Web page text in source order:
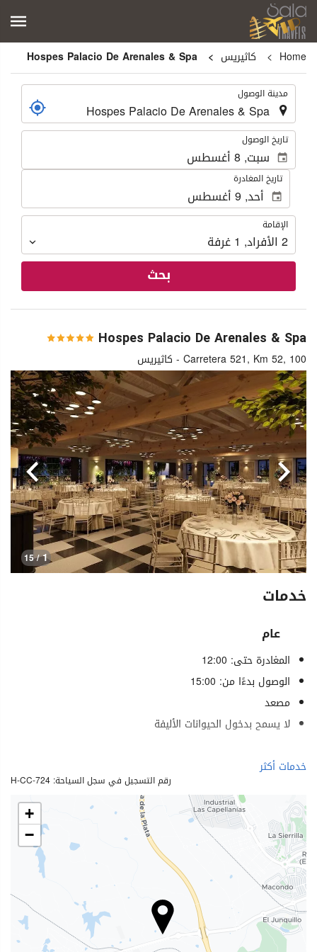
Home كاثيريس
. مدينة الوصول
. تاريخ الوصول
تاريخ المغادرة
الإقامة
الإقامة
2 الأفراد,
1غرفة
بحث
Hospes Palacio De Arenales & Spa
Carretera 521, Km 52, 100 - كاثيريس
1
/ 15
السابق
خدمات
عام
المغادرة حتى: 12:00
الوصول بدءًا من: 15:00
مصعد
لا يسمح بدخول الحيوانات الأليفة
الطعام والمشروبات
بار
مقهى في الموقع
الرفاهية
منتجع صحي (Spa)
حمام (بخار)
ساونا
خدمات أكثر
رقم التسجيل في سجل السياحة: H-CC-724
+
−